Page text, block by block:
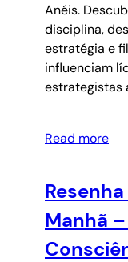
Anéis.
disciplina,
estratégia e
influenciam
estrategistas
Read more
Manhã